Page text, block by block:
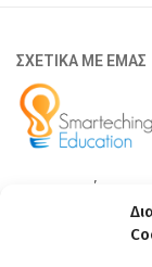
ΣΧΕΤΙΚΑ ΜΕ ΕΜΑΣ
της εταιρίας
Γενική
Κατάρτισης